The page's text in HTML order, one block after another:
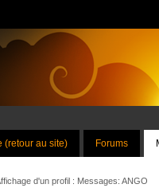
(retour au site) Forums
d'un profil : Messages: ANGO